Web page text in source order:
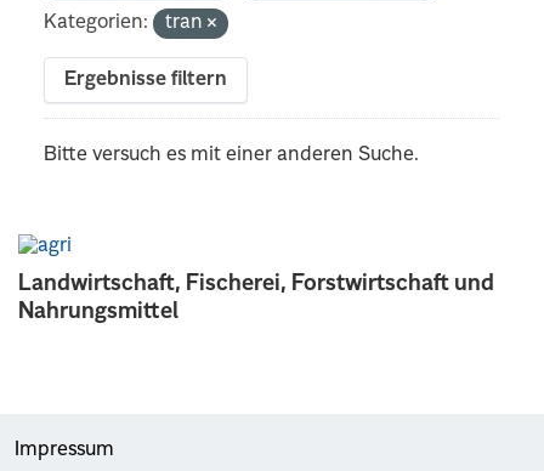
Landwirtschaft, Fischerei, Forstwirtschaft und
Nahrungsmittel
Kategorien:
tran
Ergebnisse filtern
Bitte versuch es mit einer anderen Suche.
Impressum